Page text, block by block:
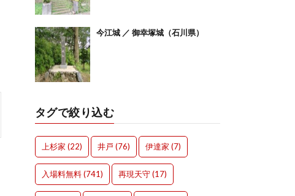
今江城 ／ 御幸塚城（石川県）
タグで絞り込む
上杉家 (22) 井戸 (76) 伊達家 (7)
入場料無料(741) 再現天守(17)